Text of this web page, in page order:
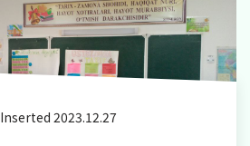
Inserted 2023.12.27